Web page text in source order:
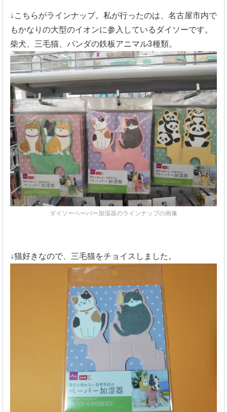
↓こちらがラインナップ。私が行ったのは、名古屋市内で
もかなりの大型のイオンに参入しているダイソーです。
柴犬、三毛猫、パンダの鉄板アニマル3種類。
ダイソーペーパー加湿器のラインナップの画像
↓猫好きなので、三毛猫をチョイスしました。